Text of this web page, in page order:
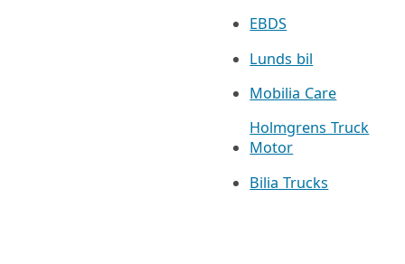
EBDS
Lunds bil
Mobilia Care
Holmgrens Truck
Motor
Bilia Trucks